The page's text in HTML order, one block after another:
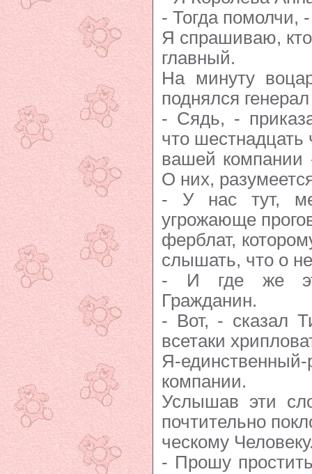
- Тогда помолчи,
Я спрашиваю,
главный.
На минуту
поднялся
- Сядь, -
что шестнадцать
вашей компании
О них,
- У нас тут,
угрожающе
ферблат,
слышать, что о
- И где же
Гражданин.
- Вот, - сказал
всетаки
Я-
компании.
Услышав эти
почтительно
ческому
- Прошу